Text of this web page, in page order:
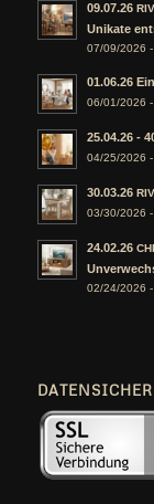
09.07.26
Unikate
07/09/2026
01.06.26
06/01/2026
25.04.26 -
04/25/2026 -
30.03.26
03/30/2026
24.02.26
02/24/2026